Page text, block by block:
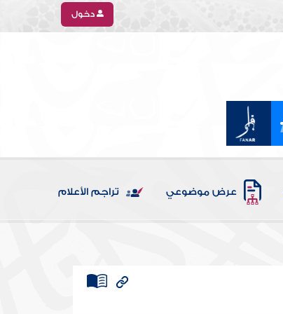
دخول
عرض موضوعي تراجم الأعلام